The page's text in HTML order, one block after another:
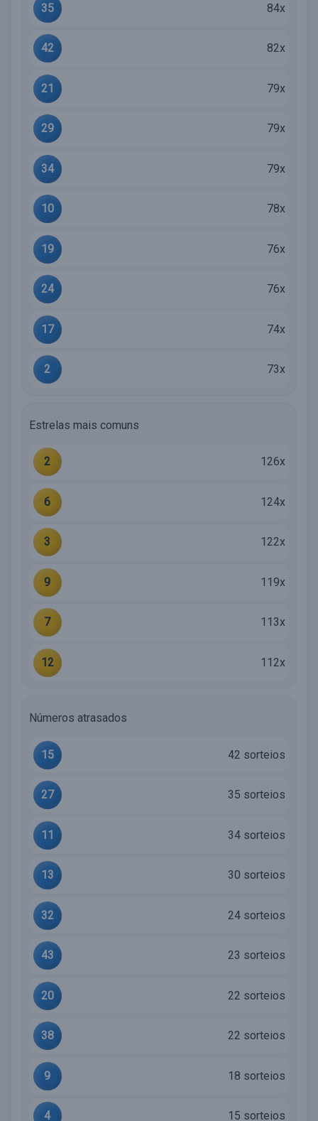
35 84x
42 82x
21 79x
29 79x
34 79x
10 78x
19 76x
24 76x
17 74x
2 73x
Estrelas mais comuns
2 126x
6 124x
3 122x
9 119x
7 113x
12 112x
Números atrasados
15 42 sorteios
27 35 sorteios
11 34 sorteios
13 30 sorteios
32 24 sorteios
43 23 sorteios
20 22 sorteios
38 22 sorteios
9 18 sorteios
4 15 sorteios